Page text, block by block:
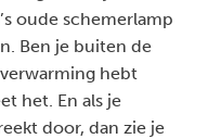
oude schemerlamp
Ben je buiten de
hebt
het. En als je
door, dan zie je